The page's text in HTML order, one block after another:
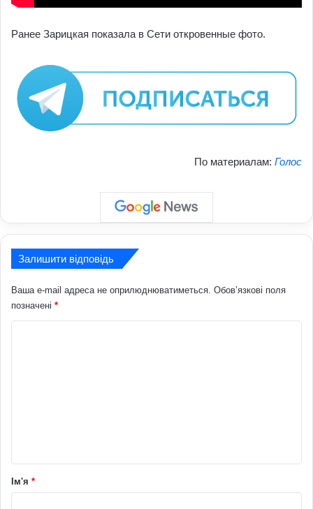
Ранее Зарицкая показала в Сети откровенные фото.
По материалам: Голос
Залишити відповідь
Ваша e-mail адреса не оприлюднюватиметься. Обов’язкові поля
позначені *
рІм'я *